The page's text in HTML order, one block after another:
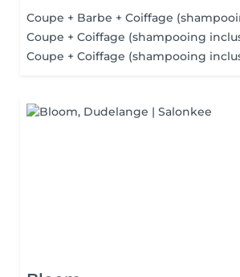
Coupe + Barbe + Coiffage
Coupe + Coiffage (shampooing
Coupe + Coiffage (shampooing